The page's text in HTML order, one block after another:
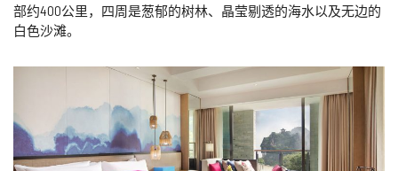
部约400公里，四周是葱郁的树林、晶莹剔透的海水以及无边的
白色沙滩。